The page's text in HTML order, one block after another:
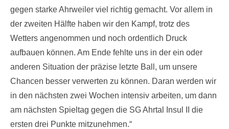
gegen starke Ahrweiler viel richtig gemacht. Vor allem in
der zweiten Hälfte haben wir den Kampf, trotz des
Wetters angenommen und noch ordentlich Druck
aufbauen können. Am Ende fehlte uns in der ein oder
anderen Situation der präzise letzte Ball, um unsere
Chancen besser verwerten zu können. Daran werden wir
in den nächsten zwei Wochen intensiv arbeiten, um dann
am nächsten Spieltag gegen die SG Ahrtal Insul II die
ersten drei Punkte mitzunehmen.“